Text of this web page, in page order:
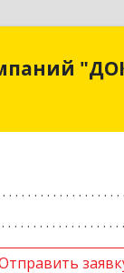
Группа
обл, Киров